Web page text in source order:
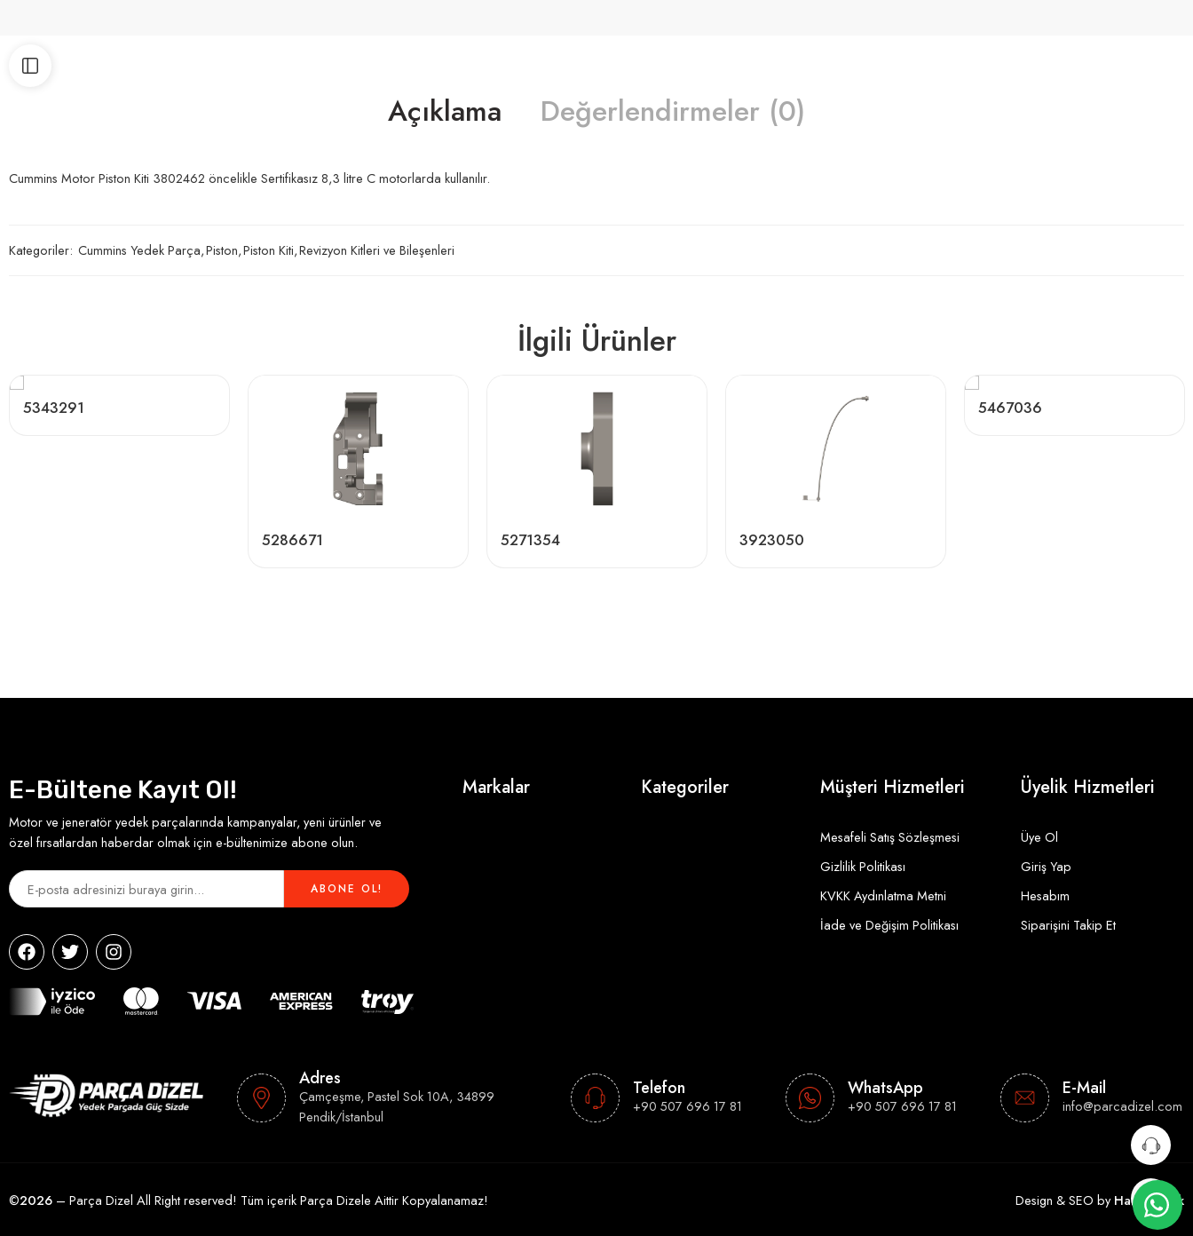
Açıklama Değerlendirmeler (0)
Cummins Motor Piston Kiti 3802462 öncelikle Sertifikasız 8,3 litre C motorlarda kullanılır.
Kategoriler: Cummins Yedek Parça,Piston,Piston Kiti,Revizyon Kitleri ve Bileşenleri
İlgili Ürünler
5343291
5286671 5271354 3923050
5467036
E-Bültene Kayıt Ol!
Motor ve jeneratör yedek parçalarında kampanyalar, yeni ürünler ve
özel fırsatlardan haberdar olmak için e-bültenimize abone olun.
Markalar Kategoriler Müşteri Hizmetleri
Mesafeli Satış Sözleşmesi
Gizlilik Politikası
KVKK Aydınlatma Metni
İade ve Değişim Politikası
Üyelik Hizmetleri
Üye Ol
Giriş Yap
Hesabım
Siparişini Takip Et
Adres
Çamçeşme, Pastel Sok 10A, 34899
Pendik/İstanbul
Telefon
+90 507 696 17 81
WhatsApp
+90 507 696 17 81
E-Mail
info@parcadizel.com
©2026 – Parça Dizel All Right reserved! Tüm içerik Parça Dizele Aittir Kopyalanamaz! Design & SEO byHakan Çelik